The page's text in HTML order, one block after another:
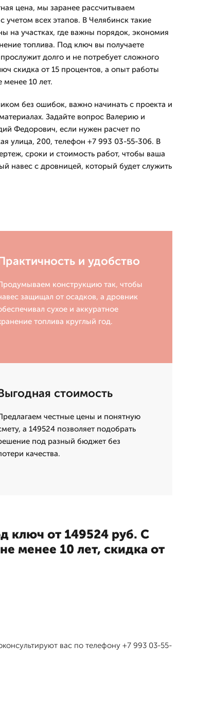
цена, мы заранее рассчитываем
учетом всех этапов. В Челябинск такие
на участках, где важны порядок, экономия
топлива. Под ключ вы получаете
долго и не потребует сложного
скидка от 15 процентов, а опыт работы
менее 10 лет.
без ошибок, важно начинать с проекта и
Задайте вопрос Валерию и
Федорович, если нужен расчет по
улица, 200, телефон +7 993 03-55-306. В
сроки и стоимость работ, чтобы ваша
навес с дровницей, который будет служить
и удобство
конструкцию так, чтобы
защищал от осадков, а дровник
сухое и аккуратное
топлива круглый год.
стоимость
честные цены и понятную
а 149524 позволяет подобрать
под разный бюджет без
качества.
ключ от 149524 руб. С
менее 10 лет, скидка от
вас по телефону +7 993 03-55-